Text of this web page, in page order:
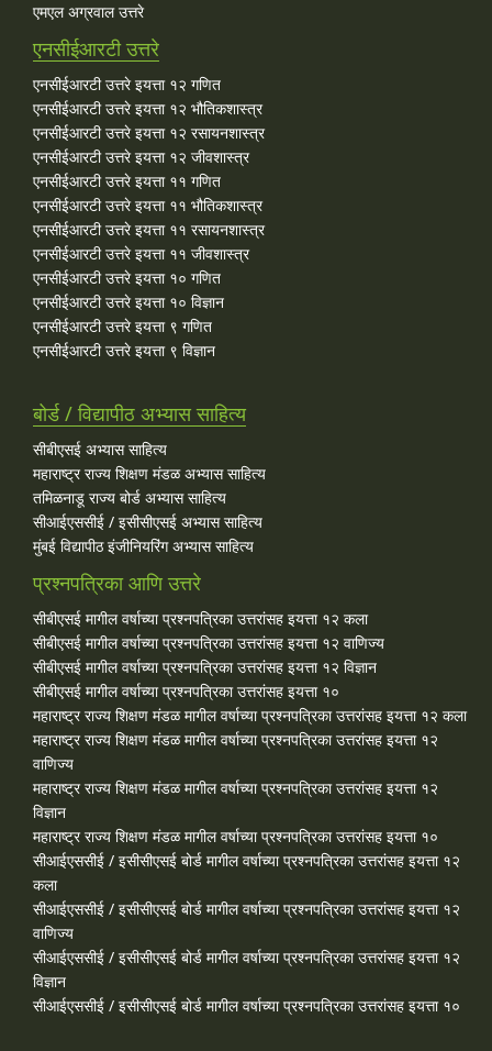
एमएल अग्रवाल उत्तरे
एनसीईआरटी उत्तरे
एनसीईआरटी उत्तरे इयत्ता १२ गणित
एनसीईआरटी उत्तरे इयत्ता १२ भौतिकशास्त्र
एनसीईआरटी उत्तरे इयत्ता १२ रसायनशास्त्र
एनसीईआरटी उत्तरे इयत्ता १२ जीवशास्त्र
एनसीईआरटी उत्तरे इयत्ता ११ गणित
एनसीईआरटी उत्तरे इयत्ता ११ भौतिकशास्त्र
एनसीईआरटी उत्तरे इयत्ता ११ रसायनशास्त्र
एनसीईआरटी उत्तरे इयत्ता ११ जीवशास्त्र
एनसीईआरटी उत्तरे इयत्ता १० गणित
एनसीईआरटी उत्तरे इयत्ता १० विज्ञान
एनसीईआरटी उत्तरे इयत्ता ९ गणित
एनसीईआरटी उत्तरे इयत्ता ९ विज्ञान
बोर्ड / विद्यापीठ अभ्यास साहित्य
सीबीएसई अभ्यास साहित्य
महाराष्ट्र राज्य शिक्षण मंडळ अभ्यास साहित्य
तमिळनाडू राज्य बोर्ड अभ्यास साहित्य
सीआईएससीई / इसीसीएसई अभ्यास साहित्य
मुंबई विद्यापीठ इंजीनियरिंग अभ्यास साहित्य
प्रश्नपत्रिका आणि उत्तरे
सीबीएसई मागील वर्षाच्या प्रश्‍नपत्रिका उत्तरांसह इयत्ता १२ कला
सीबीएसई मागील वर्षाच्या प्रश्‍नपत्रिका उत्तरांसह इयत्ता १२ वाणिज्य
सीबीएसई मागील वर्षाच्या प्रश्‍नपत्रिका उत्तरांसह इयत्ता १२ विज्ञान
सीबीएसई मागील वर्षाच्या प्रश्‍नपत्रिका उत्तरांसह इयत्ता १०
महाराष्ट्र राज्य शिक्षण मंडळ मागील वर्षाच्या प्रश्‍नपत्रिका उत्तरांसह इयत्ता १२ कला
महाराष्ट्र राज्य शिक्षण मंडळ मागील वर्षाच्या प्रश्‍नपत्रिका उत्तरांसह इयत्ता १२
वाणिज्य
महाराष्ट्र राज्य शिक्षण मंडळ मागील वर्षाच्या प्रश्‍नपत्रिका उत्तरांसह इयत्ता १२
विज्ञान
महाराष्ट्र राज्य शिक्षण मंडळ मागील वर्षाच्या प्रश्‍नपत्रिका उत्तरांसह इयत्ता १०
सीआईएससीई / इसीसीएसई बोर्ड मागील वर्षाच्या प्रश्‍नपत्रिका उत्तरांसह इयत्ता १२
कला
सीआईएससीई / इसीसीएसई बोर्ड मागील वर्षाच्या प्रश्‍नपत्रिका उत्तरांसह इयत्ता १२
वाणिज्य
सीआईएससीई / इसीसीएसई बोर्ड मागील वर्षाच्या प्रश्‍नपत्रिका उत्तरांसह इयत्ता १२
विज्ञान
सीआईएससीई / इसीसीएसई बोर्ड मागील वर्षाच्या प्रश्‍नपत्रिका उत्तरांसह इयत्ता १०